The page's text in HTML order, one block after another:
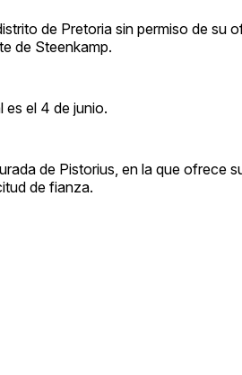
de Pretoria sin permiso de
de Steenkamp.
es el 4 de junio.
de Pistorius, en la que ofrece
de fianza.